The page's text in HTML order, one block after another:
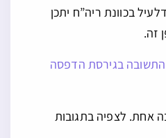
בכוונת ריה”ח יתכן
זה.
בגירסת הדפסה
אחת. לצפיה בתגובות